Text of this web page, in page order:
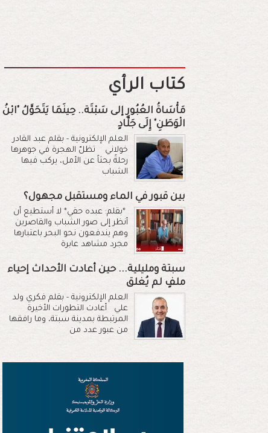
كتاب الرأي
مَأْسَاةُ العُبُورِ إلى سَبْتَة.. حِينَمَا يَتَحَوَّلُ "ابْنُ
الْوَطَنِ" إِلَى جَلَّادٍ
العلم الإلكترونية - بقلم عبد القادر
خولاني تظلّ الهجرة في جوهرها
رحلةً بحثاً عن الأمل، يركب فيها
الشباب
بين قبور في الماء ومستقبل مجهول؟
*بقلم: عبده حقي* لا أستطيع أن
أنظر إلى صور الشباب والقاصرين
وهم يندفعون نحو البحر باعتبارها
مجرد مشاهد عابرة
سبتة ومليلية... حين أعادت الأحداث إحياء
ملفٍ لم يُغلق
العلم الإلكترونية - بقلم فكري ولد
علي أعادت التطورات الأخيرة
المرتبطة بمدينة سبتة، وما رافقها
من عبور عدد من